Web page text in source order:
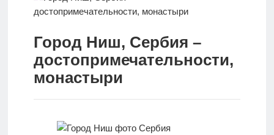
Куда
Путешествуем
самостоятельно
Особенности
Город Ниш, Сербия –
достопримечательности,
монастыри